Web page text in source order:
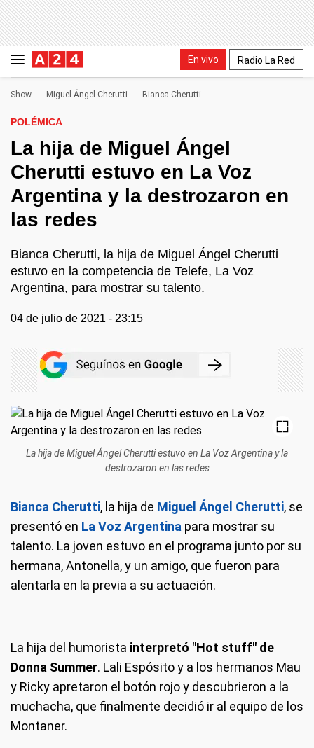
En vivo Radio La Red
Show Miguel Ángel Cherutti Bianca Cherutti
POLÉMICA
La hija de Miguel Ángel
Cherutti estuvo en La Voz
Argentina y la destrozaron en
las redes
Bianca Cherutti, la hija de Miguel Ángel Cherutti
estuvo en la competencia de Telefe, La Voz
Argentina, para mostrar su talento.
04 de julio de 2021 - 23:15
La hija de Miguel Ángel Cherutti estuvo en La Voz Argentina y la
destrozaron en las redes
Bianca Cherutti, la hija de Miguel Ángel Cherutti, se
presentó en La Voz Argentina para mostrar su
talento. La joven estuvo en el programa junto por su
hermana, Antonella, y un amigo, que fueron para
alentarla en la previa a su actuación.
La hija del humorista interpretó "Hot stuff" de
Donna Summer. Lali Espósito y a los hermanos Mau
y Ricky apretaron el botón rojo y descubrieron a la
muchacha, que finalmente decidió ir al equipo de los
Montaner.